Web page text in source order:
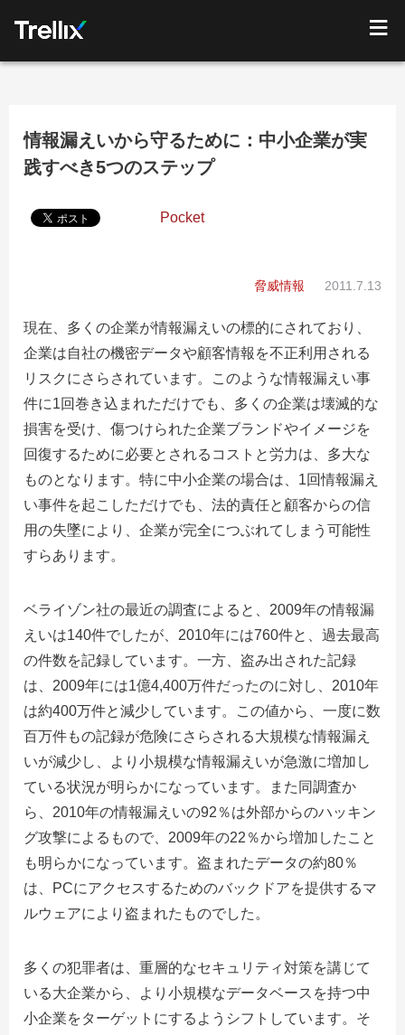
情報漏えいから守るために：中小企業が実
践すべき5つのステップ
Pocket
脅威情報 2011.7.13
現在、多くの企業が情報漏えいの標的にされており、
企業は自社の機密データや顧客情報を不正利用される
リスクにさらされています。このような情報漏えい事
件に1回巻き込まれただけでも、多くの企業は壊滅的な
損害を受け、傷つけられた企業ブランドやイメージを
回復するために必要とされるコストと労力は、多大な
ものとなります。特に中小企業の場合は、1回情報漏え
い事件を起こしただけでも、法的責任と顧客からの信
用の失墜により、企業が完全につぶれてしまう可能性
すらあります。
ベライゾン社の最近の調査によると、2009年の情報漏
えいは140件でしたが、2010年には760件と、過去最高
の件数を記録しています。一方、盗み出された記録
は、2009年には1億4,400万件だったのに対し、2010年
は約400万件と減少しています。この値から、一度に数
百万件もの記録が危険にさらされる大規模な情報漏え
いが減少し、より小規模な情報漏えいが急激に増加し
ている状況が明らかになっています。また同調査か
ら、2010年の情報漏えいの92％は外部からのハッキン
グ攻撃によるもので、2009年の22％から増加したこと
も明らかになっています。盗まれたデータの約80％
は、PCにアクセスするためのバックドアを提供するマ
ルウェアにより盗まれたものでした。
多くの犯罪者は、重層的なセキュリティ対策を講じて
いる大企業から、より小規模なデータベースを持つ中
小企業をターゲットにするようシフトしています。そ